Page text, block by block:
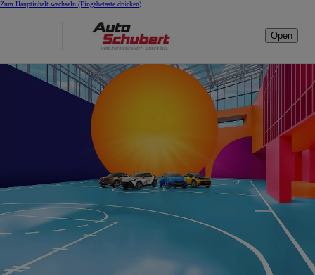
Zum Hauptinhalt wechseln (Eingabetaste drücken)
Open